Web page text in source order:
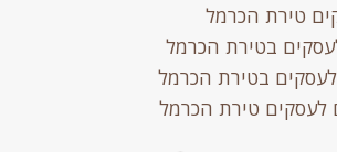
טירת הכרמל
בטירת הכרמל
בטירת הכרמל
לעסקים טירת הכרמל